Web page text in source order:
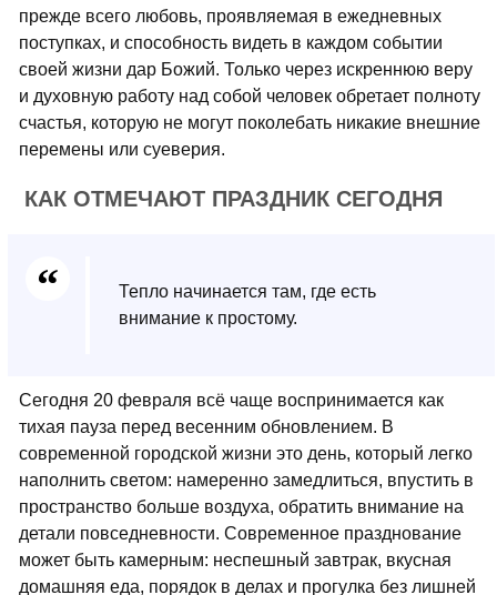
прежде всего любовь, проявляемая в ежедневных
поступках, и способность видеть в каждом событии
своей жизни дар Божий. Только через искреннюю веру
и духовную работу над собой человек обретает полноту
счастья, которую не могут поколебать никакие внешние
перемены или суеверия.
КАК ОТМЕЧАЮТ ПРАЗДНИК СЕГОДНЯ
Тепло начинается там, где есть
внимание к простому.
Сегодня 20 февраля всё чаще воспринимается как
тихая пауза перед весенним обновлением. В
современной городской жизни это день, который легко
наполнить светом: намеренно замедлиться, впустить в
пространство больше воздуха, обратить внимание на
детали повседневности. Современное празднование
может быть камерным: неспешный завтрак, вкусная
домашняя еда, порядок в делах и прогулка без лишней